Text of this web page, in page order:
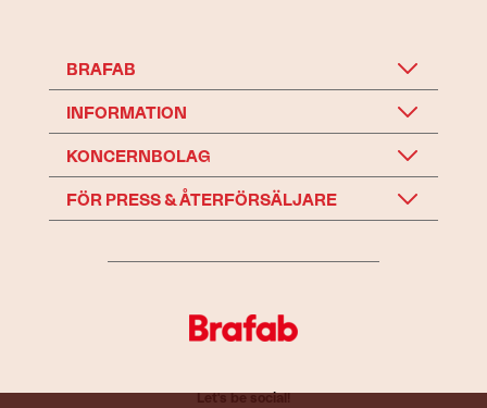
BRAFAB
INFORMATION
KONCERNBOLAG
FÖR PRESS & ÅTERFÖRSÄLJARE
Let's be social!